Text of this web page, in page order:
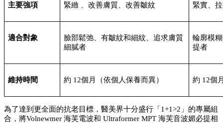
主要強項 緊緻 、改善膚質、改善皺紋 緊實、
適合對象
臉部鬆弛、有皺紋和細紋、追求膚質
細膩者
輪廓模
提者
維持時間 約 12個月（依個人保養而異） 約 12個
為了達到更全面的抗老目標，醫美界十分盛行「1+1>2」的專屬組
合，將Volnewmer 海芙電波和 Ultraformer MPT 海芙音波媚必提相